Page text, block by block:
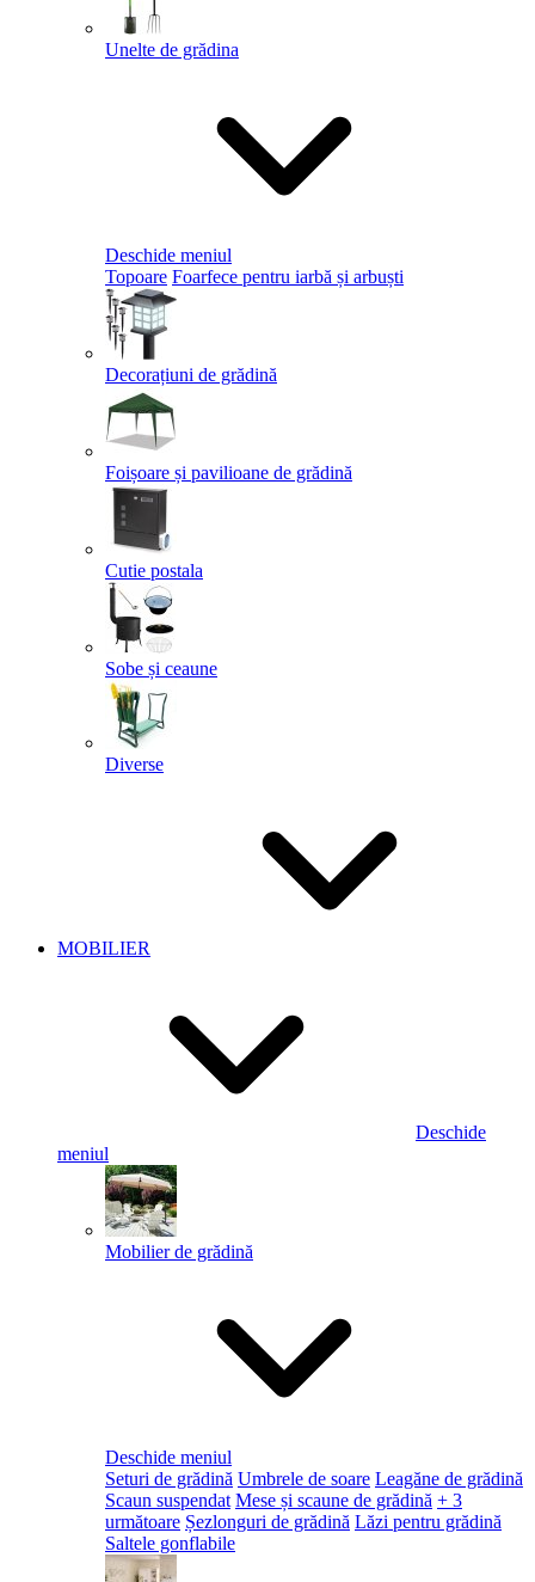
Unelte de grădina
Deschide meniul
Topoare Foarfece pentru iarbă și arbuști
Decorațiuni de grădină
Foișoare și pavilioane de grădină
Cutie postala
Sobe și ceaune
Diverse
MOBILIER
Deschide
meniul
Mobilier de grădină
Deschide meniul
Seturi de grădină Umbrele de soare Leagăne de grădină
Scaun suspendat Mese și scaune de grădină + 3
următoare Șezlonguri de grădină Lăzi pentru grădină
Saltele gonflabile